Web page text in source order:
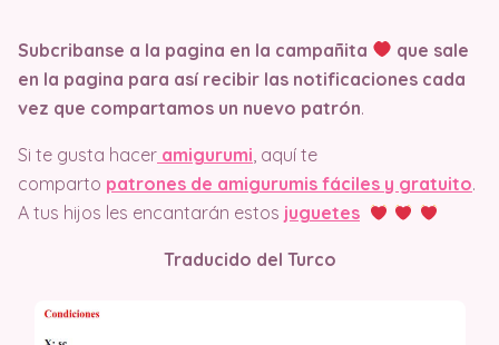
Subcribanse a la pagina en la campañita
que sale
en la pagina para así recibir las notificaciones cada
vez que compartamos un nuevo patrón.
Si te gusta hacer amigurumi , aquí te
comparto patrones de amigurumis fáciles y gratuito.
A tus hijos les encantarán estos juguetes
Traducido del Turco